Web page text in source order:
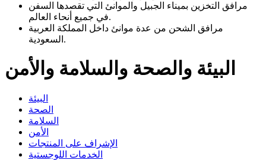
مرافق التخزين بميناء الجبيل والموانئ التي تقصدها السفن
في جميع أنحاء العالم.
مرافق الشحن من عدة موانئ داخل المملكة العربية
السعودية.
البيئة والصحة والسلامة والأمن
البيئة
الصحة
السلامة
الأمن
الإشراف على المنتجات
الخدمات اللوجستية